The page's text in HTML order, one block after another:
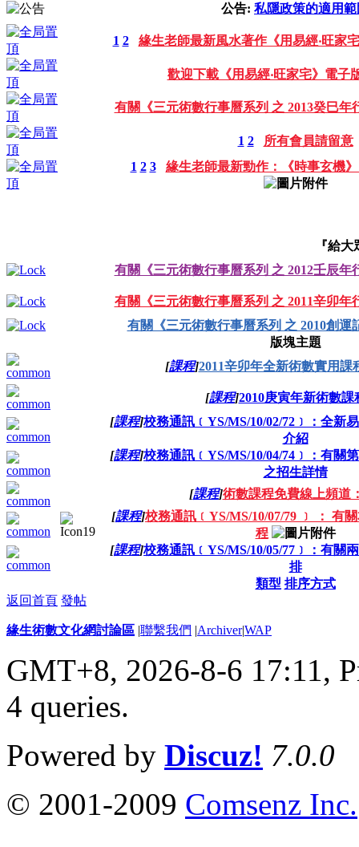
公告: 私隱政策的適用範
1 2 緣生老師最新風水著作《用易經‧旺家
歡迎下載《用易經‧旺家宅》電子
有關《三元術數行事曆系列 之 2013癸巳年
1 2
所有會員請留意
1 2 3 緣生老師最新勁作：《時事玄機
『給
有關《三元術數行事曆系列 之 2012壬辰年
有關《三元術數行事曆系列 之 2011辛卯年
有關《三元術數行事曆系列 之 2010創運
版塊主題
[課程]2011辛卯年全新術數實用課
[課程]2010庚寅年新術數課
[課程]校務通訊﹝YS/MS/10/02/72﹞：全新
介紹
[課程]校務通訊﹝YS/MS/10/04/74﹞：有關
之招生詳情
[課程]術數課程免費線上頻道
[課程]校務通訊﹝YS/MS/10/07/79 ﹞ ： 有
程
[課程]校務通訊﹝YS/MS/10/05/77﹞：有關
排
類型 排序方式
返回首頁 發帖
緣生術數文化網討論區 |聯繫我們 |Archiver|WAP
GMT+8, 2026-8-6 17:11,
4 queries.
Powered by Discuz! 7.0.0
© 2001-2009 Comsenz Inc.